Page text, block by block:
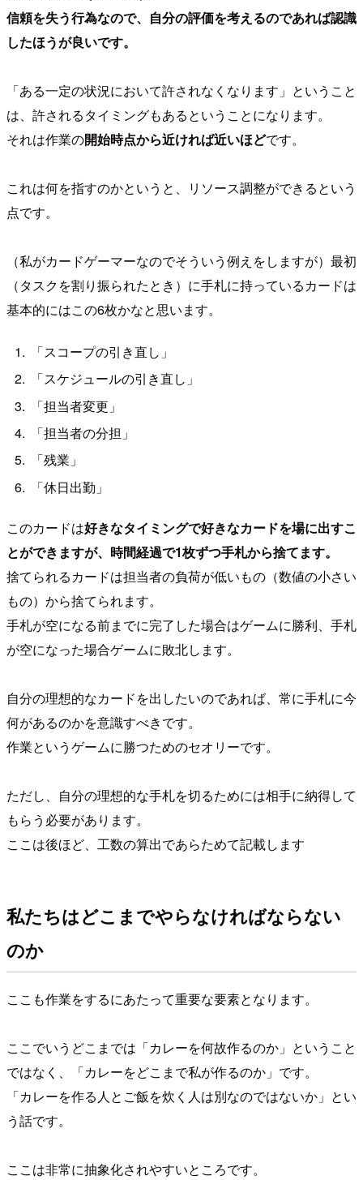
信頼を失う行為なので、自分の評価を考えるのであれば認識
したほうが良いです。
「ある一定の状況において許されなくなります」ということ
は、許されるタイミングもあるということになります。
それは作業の開始時点から近ければ近いほどです。
これは何を指すのかというと、リソース調整ができるという
点です。
（私がカードゲーマーなのでそういう例えをしますが）最初
（タスクを割り振られたとき）に手札に持っているカードは
基本的にはこの6枚かなと思います。
「スコープの引き直し」
「スケジュールの引き直し」
「担当者変更」
「担当者の分担」
「残業」
「休日出勤」
このカードは好きなタイミングで好きなカードを場に出すこ
とができますが、時間経過で1枚ずつ手札から捨てます。
捨てられるカードは担当者の負荷が低いもの（数値の小さい
もの）から捨てられます。
手札が空になる前までに完了した場合はゲームに勝利、手札
が空になった場合ゲームに敗北します。
自分の理想的なカードを出したいのであれば、常に手札に今
何があるのかを意識すべきです。
作業というゲームに勝つためのセオリーです。
ただし、自分の理想的な手札を切るためには相手に納得して
もらう必要があります。
ここは後ほど、工数の算出であらためて記載します
私たちはどこまでやらなければならない
のか
ここも作業をするにあたって重要な要素となります。
ここでいうどこまでは「カレーを何故作るのか」ということ
ではなく、「カレーをどこまで私が作るのか」です。
「カレーを作る人とご飯を炊く人は別なのではないか」とい
う話です。
ここは非常に抽象化されやすいところです。